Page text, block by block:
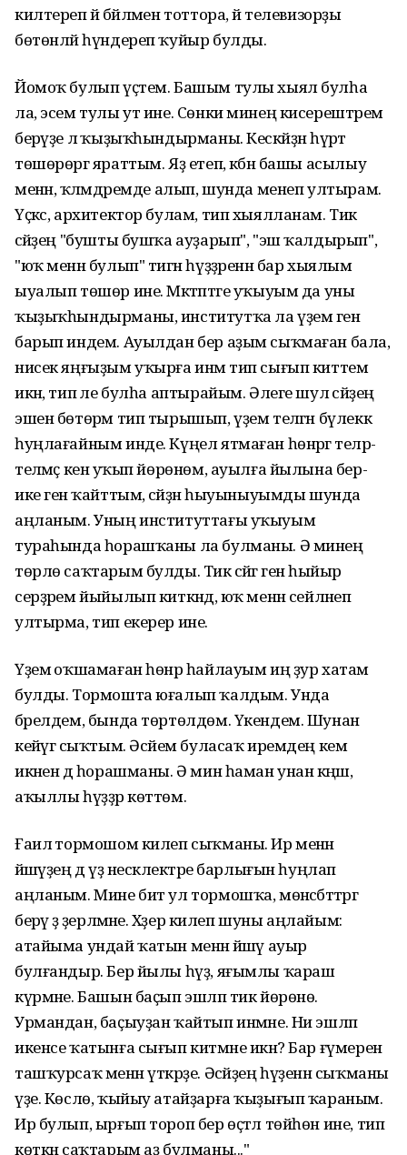
килтереп йә бәйләмен тоттора, йә телевизорҙы
бөтөнләй һүндереп ҡуйыр булды.
Йомоҡ булып үҫтем. Башым тулы хыял булһа
ла, эсем тулы ут ине. Сөнки минең кисерештәрем
берәүҙе лә ҡыҙыҡһындырманы. Кескәйҙән һүрәт
төшөрөргә яраттым. Яҙ етеп, кәбән башы асылыу
менән, ҡәләмдәремде алып, шунда менеп ултырам.
Үҫкәс, архитектор булам, тип хыялланам. Тик
әсәйҙең "бушты бушҡа ауҙарып", "эш ҡалдырып",
"юҡ менән булып" тигән һүҙҙәренән бар хыялым
ыуалып төшөр ине. Мәктәптәге уҡыуым да уны
ҡыҙыҡһындырманы, институтҡа ла үҙем генә
барып индем. Ауылдан бер аҙым сыҡмаған бала,
нисек яңғыҙым уҡырға инәм тип сығып киттем
икән, тип әле булһа аптырайым. Әлеге шул әсәйҙең
эшен бөтөрәм тип тырышып, үҙем теләгән бүлеккә
һуңлағайным инде. Күңел ятмаған һөнәргә теләр-
теләмәҫ кенә уҡып йөрөнөм, ауылға йылына бер-
ике генә ҡайттым, әсәйҙән һыуыныуымды шунда
аңланым. Уның институттағы уҡыуым
тураһында һорашҡаны ла булманы. Ә минең
төрлө саҡтарым булды. Тик әсәйгә генә һыйыр
серҙәрем йыйылып киткәндә, юҡ менән сейләнеп
ултырма, тип екерер ине.
Үҙемә оҡшамаған һөнәр һайлауым иң ҙур хатам
булды. Тормошта юғалып ҡалдым. Унда
бәрелдем, бында төртөлдөм. Үкендем. Шунан
кейәүгә сыҡтым. Әсәйем буласаҡ иремдең кем
икәнен дә һорашманы. Ә мин һаман унан кәңәш,
аҡыллы һүҙҙәр көттөм.
Ғаилә тормошом килеп сыҡманы. Ир менән
йәшәүҙең дә үҙ нескәлектәре барлығын һуңлап
аңланым. Мине бит ул тормошҡа, мөнәсәбәттәргә
берәү ҙә әҙерләмәне. Хәҙер килеп шуны аңлайым:
атайыма ундай ҡатын менән йәшәү ауыр
булғандыр. Бер йылы һүҙ, яғымлы ҡараш
күрмәне. Башын баҫып эшләп тик йөрөнө.
Урмандан, баҫыуҙан ҡайтып инмәне. Ни эшләп
икенсе ҡатынға сығып китмәне икән? Бар ғүмерен
ташҡурсаҡ менән үткәрҙе. Әсәйҙең һүҙенән сыҡманы
үҙе. Көслө, ҡыйыу атайҙарға ҡыҙығып ҡараным.
Ир булып, ырғып тороп бер өҫтәл төйһөн ине, тип
көткән саҡтарым аҙ булманы..."